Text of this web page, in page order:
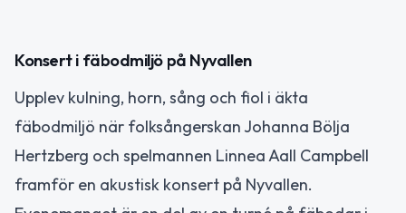
Konsert i fäbodmiljö på Nyvallen
Upplev kulning, horn, sång och fiol i äkta
fäbodmiljö när folk­sångerskan Johanna Bölja
Hertzberg och spelmannen Linnea Aall Campbell
framför en akustisk konsert på Nyvallen.